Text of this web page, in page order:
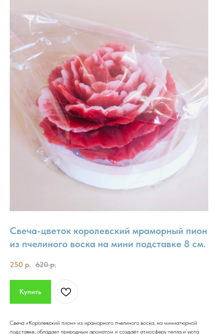
Свеча-цветок королевский мраморный пион
из пчелиного воска на мини подставке 8 см.
250 р. 620 р.
Купить
Свеча «Королевский пион» из мраморного пчелиного воска, на миниатюрной
подставке, обладает природным ароматом и создаёт атмосферу тепла и уюта